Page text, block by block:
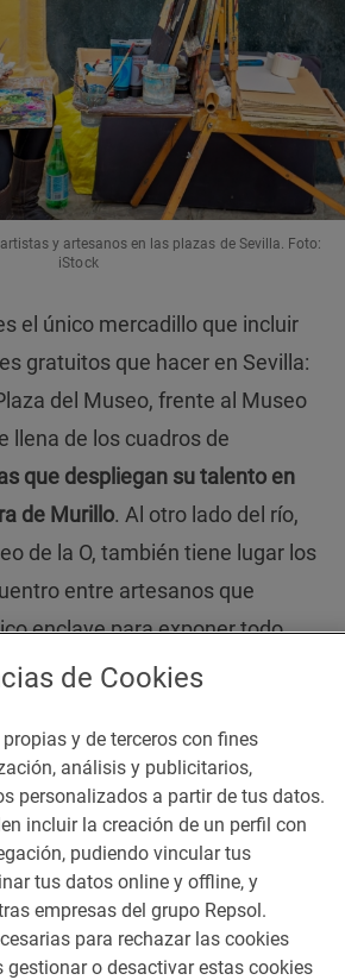
y artesanos en las plazas de Sevilla. Foto:
iStock
el único mercadillo que incluir
gratuitos que hacer en Sevilla:
del Museo, frente al Museo
llena de los cuadros de
que despliegan su talento en
de Murillo. Al otro lado del río,
de la O, también tiene lugar los
entre artesanos que
enclave para exponer todo
o pintura elaborados
el arte
jamás estaría completa sin
de acceso gratuito en
han sido revelados algunos- en
de la pintura y escultura, ya
de Cookies
y de terceros con fines
análisis y publicitarios,
personalizados a partir de tus datos.
incluir la creación de un perfil con
pudiendo vincular tus
tus datos online y offline, y
empresas del grupo Repsol.
para rechazar las cookies
gestionar o desactivar estas cookies